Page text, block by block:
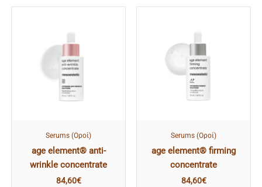
Serums (Οροί)
age element® anti-
wrinkle concentrate
84,60€
Serums (Οροί)
age element® firming
concentrate
84,60€